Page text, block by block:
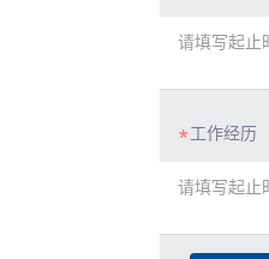
工作经历